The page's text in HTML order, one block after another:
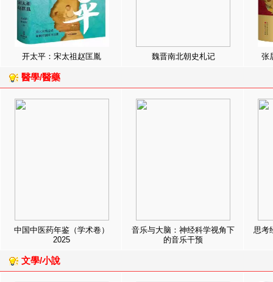
开太平：宋太祖赵匡胤 魏晋南北朝史札记 张
醫學/醫藥
中国中医药年鉴（学术卷）
2025
音乐与大脑：神经科学视角下
的音乐干预
思考
文學/小說